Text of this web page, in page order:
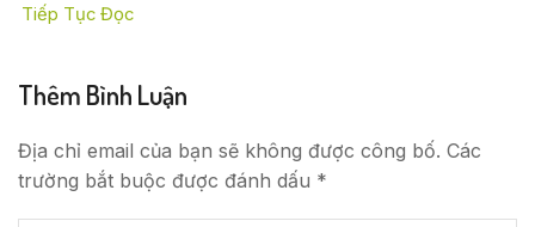
Tiếp Tục Đọc
Thêm Bình Luận
Địa chỉ email của bạn sẽ không được công bố. Các
trường bắt buộc được đánh dấu *